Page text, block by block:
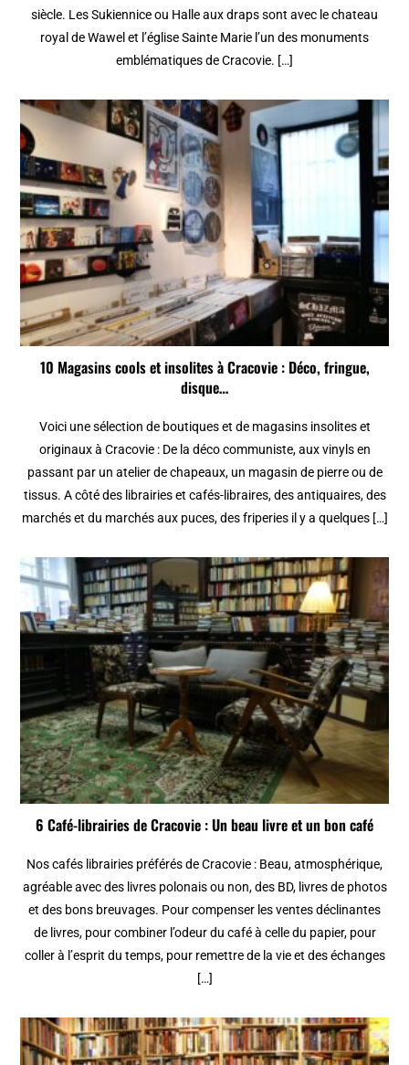
siècle. Les Sukiennice ou Halle aux draps sont avec le chateau
royal de Wawel et l’église Sainte Marie l’un des monuments
emblématiques de Cracovie. […]
10 Magasins cools et insolites à Cracovie : Déco, fringue,
disque…
Voici une sélection de boutiques et de magasins insolites et
originaux à Cracovie : De la déco communiste, aux vinyls en
passant par un atelier de chapeaux, un magasin de pierre ou de
tissus. A côté des librairies et cafés-libraires, des antiquaires, des
marchés et du marchés aux puces, des friperies il y a quelques […]
6 Café-librairies de Cracovie : Un beau livre et un bon café
Nos cafés librairies préférés de Cracovie : Beau, atmosphérique,
agréable avec des livres polonais ou non, des BD, livres de photos
et des bons breuvages. Pour compenser les ventes déclinantes
de livres, pour combiner l’odeur du café à celle du papier, pour
coller à l’esprit du temps, pour remettre de la vie et des échanges
[…]